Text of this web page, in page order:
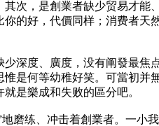
次，是創業者缺少贸易才
的好，代價同样；消费者
深度、廣度，没有阐發最
是何等幼稚好笑。可當初
是樂成和失败的區分吧。
磨练、冲击着創業者。一